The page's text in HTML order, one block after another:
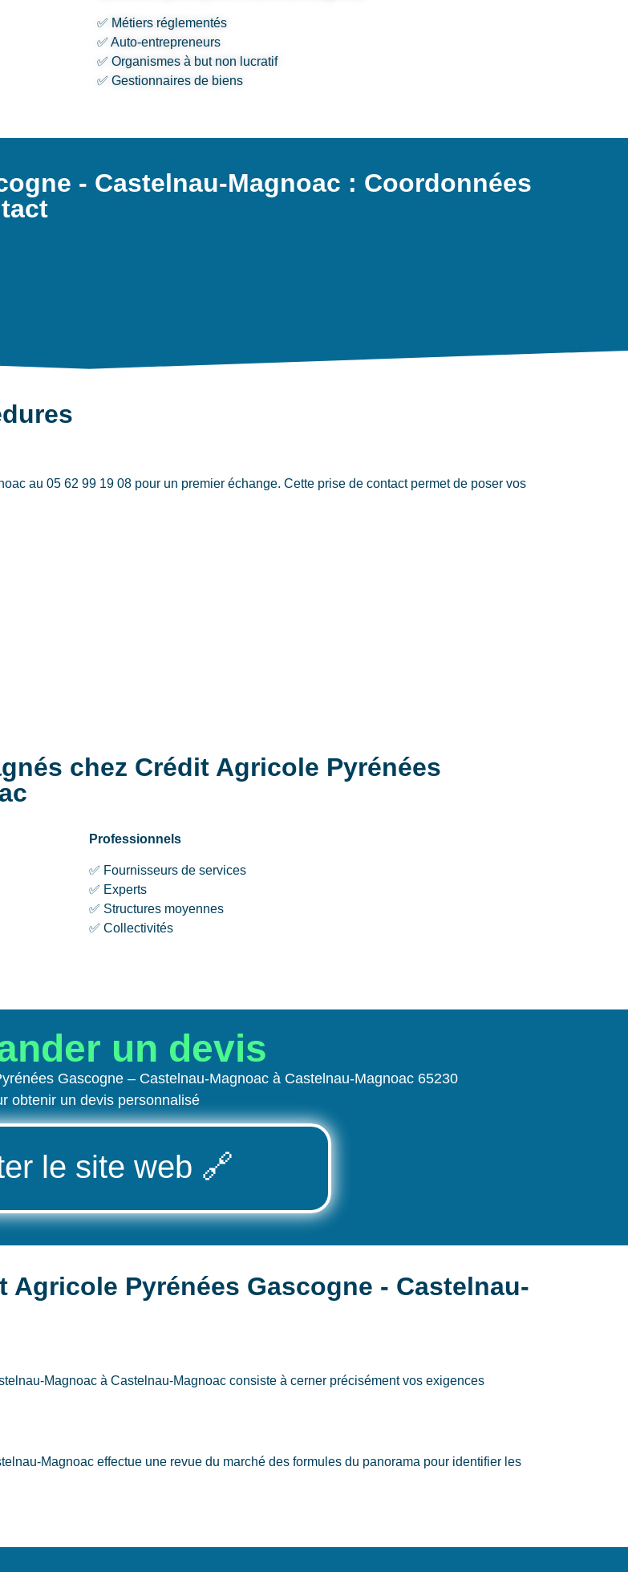
✅ Métiers réglementés
✅ Auto-entrepreneurs
✅ Organismes à but non lucratif
✅ Gestionnaires de biens
- Castelnau-Magnoac : Coordonnées
au 05 62 99 19 08 pour un premier échange. Cette prise de contact permet de poser vos
chez Crédit Agricole Pyrénées
Professionnels
✅ Fournisseurs de services
✅ Experts
✅ Structures moyennes
✅ Collectivités
un devis
Gascogne – Castelnau-Magnoac à Castelnau-Magnoac 65230
obtenir un devis personnalisé
le site web 🔗
Pyrénées Gascogne - Castelnau-
Magnoac à Castelnau-Magnoac consiste à cerner précisément vos exigences
Magnoac effectue une revue du marché des formules du panorama pour identifier les